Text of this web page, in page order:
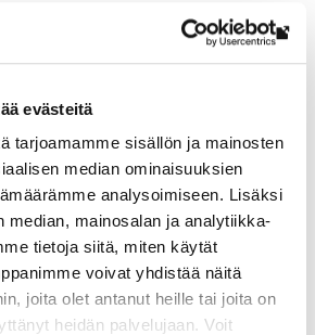
evästeitä
tarjoamamme sisällön ja mainosten
median ominaisuuksien
analysoimiseen. Lisäksi
median, mainosalan ja analytiikka-
tietoja siitä, miten käytät
voivat yhdistää näitä
joita olet antanut heille tai joita on
heidän palvelujaan. Voit
k
o
i
s
e
l
l
ylempi AMK -
sinulla on Suomessa tai
ammatillisen korkea-
tutkinto. Lisäksi
vuoden
työelämästä,
taiteellisesta työskentelystä
jälkeen.
ja
ennen hakemista